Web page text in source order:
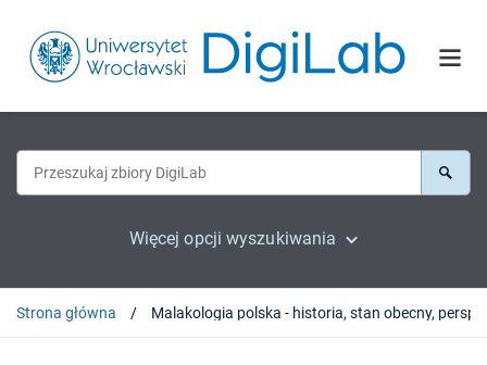
Więcej opcji wyszukiwania
Strona główna